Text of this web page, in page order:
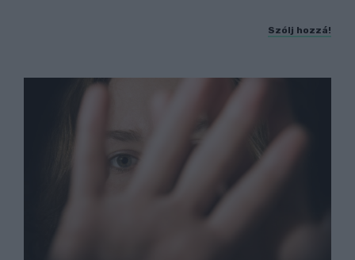
Szólj hozzá!